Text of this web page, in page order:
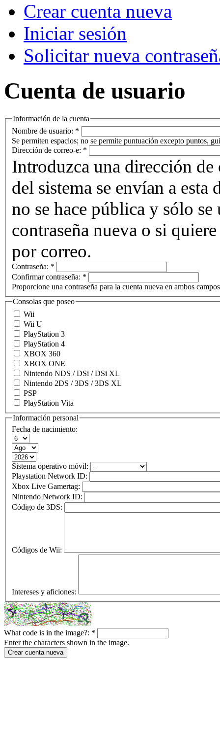
Crear cuenta nueva
Iniciar sesión
Solicitar nueva
Cuenta de usuario
Información de la cuenta
Nombre de usuario: *
Se permiten espacios; no se permite puntuación excepto puntos,
Dirección de correo-e: *
Introduzca una dirección
del sistema se envían a
no se hace pública y sólo
contraseña nueva o si
por correo.
Contraseña: *
Confirmar contraseña: *
Proporcione una contraseña para la cuenta nueva en ambos
Consolas que poseo
Wii
Wii U
PlayStation 3
PlayStation 4
XBOX 360
XBOX ONE
Nintendo NDS / DSi / DSi XL
Nintendo 2DS / 3DS / 3DS XL
PSP
PlayStation Vita
Información personal
Fecha de nacimiento:
Sistema operativo móvil:
Playstation Network ID:
Xbox Live Gamertag:
Nintendo Network ID:
Código de 3DS:
Códigos de Wii:
Intereses y aficiones:
What code is in the image?: *
Enter the characters shown in the image.